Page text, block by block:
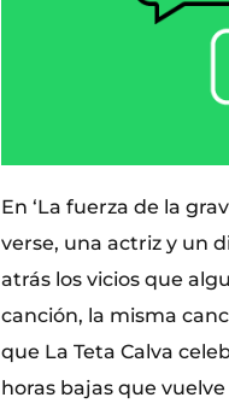
En ‘La fuerza de la
verse, una actriz y un
atrás los vicios que
canción, la misma
que La Teta Calva
horas bajas que